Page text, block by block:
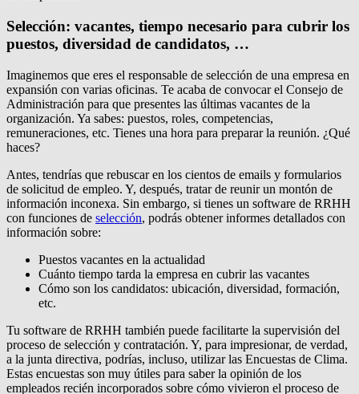
Selección: vacantes, tiempo necesario para cubrir los
puestos, diversidad de candidatos, …
Imaginemos que eres el responsable de selección de una empresa en
expansión con varias oficinas. Te acaba de convocar el Consejo de
Administración para que presentes las últimas vacantes de la
organización. Ya sabes: puestos, roles, competencias,
remuneraciones, etc. Tienes una hora para preparar la reunión. ¿Qué
haces?
Antes, tendrías que rebuscar en los cientos de emails y formularios
de solicitud de empleo. Y, después, tratar de reunir un montón de
información inconexa. Sin embargo, si tienes un software de RRHH
con funciones de selección, podrás obtener informes detallados con
información sobre:
Puestos vacantes en la actualidad
Cuánto tiempo tarda la empresa en cubrir las vacantes
Cómo son los candidatos: ubicación, diversidad, formación,
etc.
Tu software de RRHH también puede facilitarte la supervisión del
proceso de selección y contratación. Y, para impresionar, de verdad,
a la junta directiva, podrías, incluso, utilizar las Encuestas de Clima.
Estas encuestas son muy útiles para saber la opinión de los
empleados recién incorporados sobre cómo vivieron el proceso de